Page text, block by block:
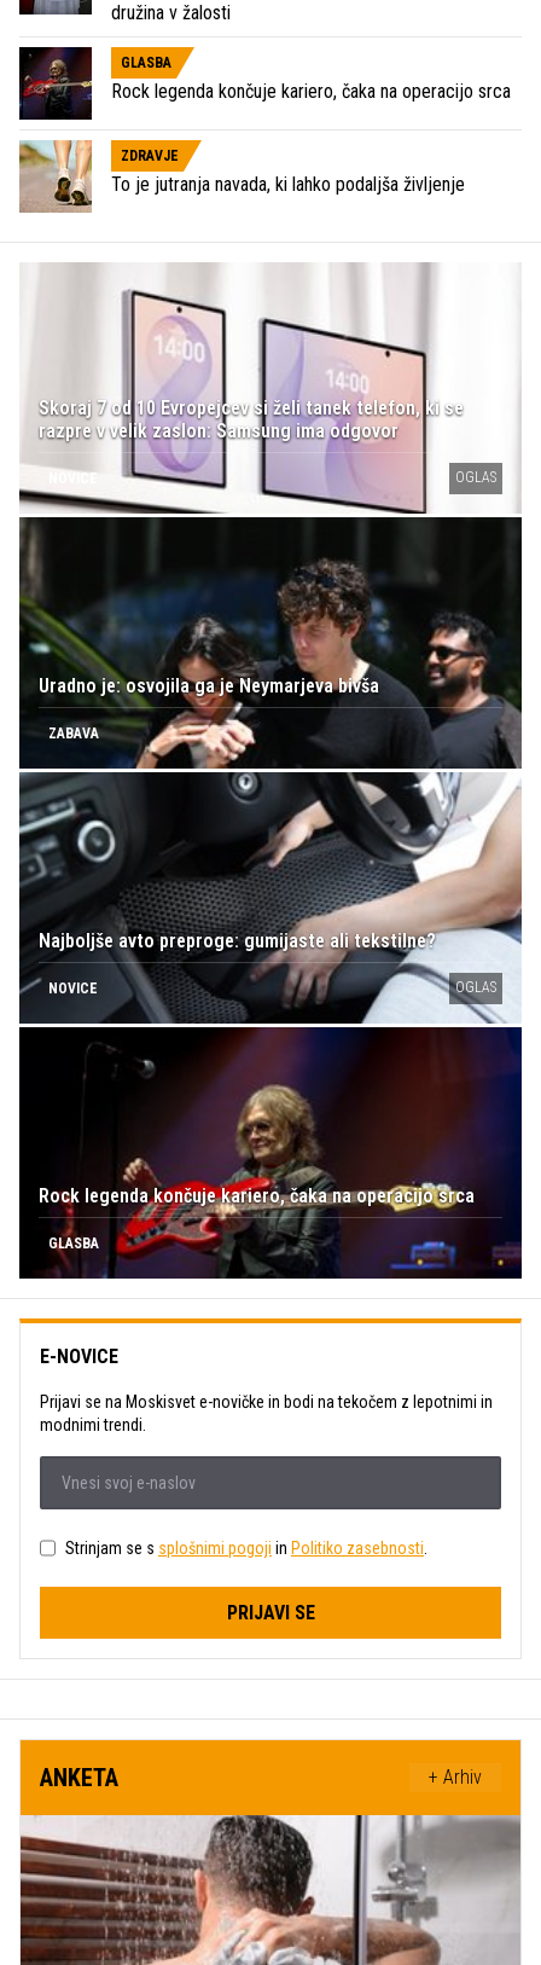
družina v žalosti
GLASBA
Rock legenda končuje kariero, čaka na operacijo srca
ZDRAVJE
To je jutranja navada, ki lahko podaljša življenje
Skoraj 7 od 10 Evropejcev si želi tanek telefon, ki se
razpre v velik zaslon: Samsung ima odgovor
OGLAS
Uradno je: osvojila ga je Neymarjeva bivša
ZABAVA
Najboljše avto preproge: gumijaste ali tekstilne?
NOVICE OGLAS
Rock legenda končuje kariero, čaka na operacijo srca
GLASBA
E-NOVICE
Prijavi se na Moskisvet e-novičke in bodi na tekočem z lepotnimi in
modnimi trendi.
Strinjam se s splošnimi pogoji in Politiko zasebnosti
PRIJAVI SE
ANKETA + Arhiv